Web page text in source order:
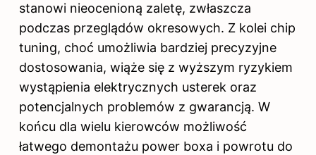
stanowi nieocenioną zaletę, zwłaszcza
podczas przeglądów okresowych. Z kolei chip
tuning, choć umożliwia bardziej precyzyjne
dostosowania, wiąże się z wyższym ryzykiem
wystąpienia elektrycznych usterek oraz
potencjalnych problemów z gwarancją. W
końcu dla wielu kierowców możliwość
łatwego demontażu power boxa i powrotu do